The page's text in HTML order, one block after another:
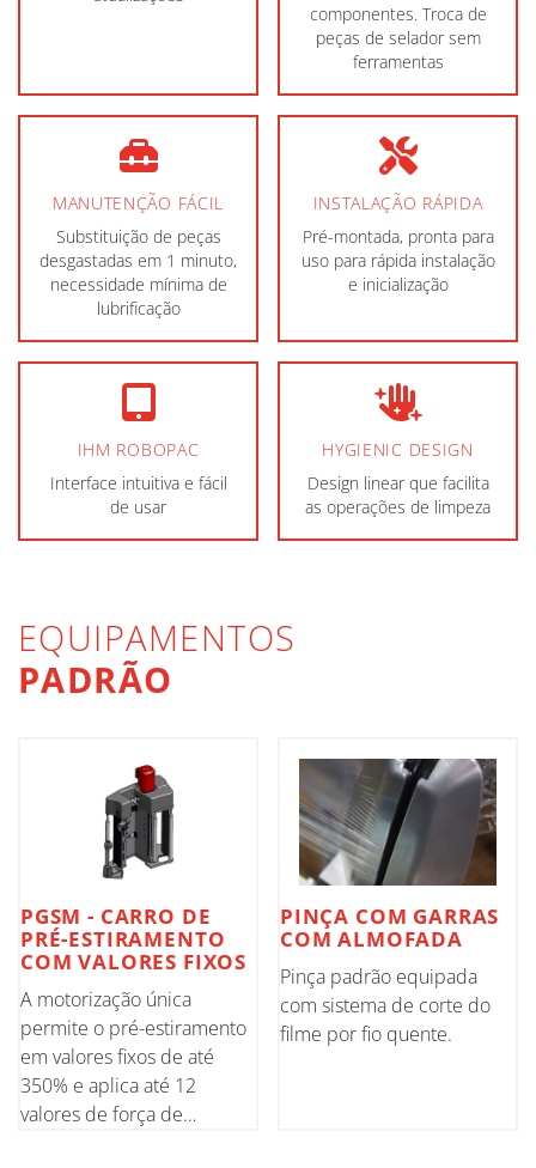
componentes. Troca de
peças de selador sem
ferramentas
MANUTENÇÃO FÁCIL
Substituição de peças
desgastadas em 1 minuto,
necessidade mínima de
lubrificação
INSTALAÇÃO RÁPIDA
Pré-montada, pronta para
uso para rápida instalação
e inicialização
IHM ROBOPAC
Interface intuitiva e fácil
de usar
HYGIENIC DESIGN
Design linear que facilita
as operações de limpeza
EQUIPAMENTOS
PADRÃO
PGSM - CARRO DE
PRÉ-ESTIRAMENTO
COM VALORES FIXOS
A motorização única
permite o pré-estiramento
em valores fixos de até
350% e aplica até 12
valores de força de
PINÇA COM GARRAS
COM ALMOFADA
Pinça padrão equipada
com sistema de corte do
filme por fio quente.